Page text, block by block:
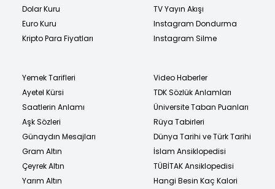
Dolar Kuru
Euro Kuru
Kripto Para Fiyatları
TV Yayın Akışı
Instagram Dondurma
Instagram Silme
Yemek Tarifleri
Ayetel Kürsi
Saatlerin Anlamı
Aşk Sözleri
Günaydın Mesajları
Gram Altın
Çeyrek Altın
Yarım Altın
Video Haberler
TDK Sözlük Anlamları
Üniversite Taban Puanları
Rüya Tabirleri
Dünya Tarihi ve Türk Tarihi
İslam Ansiklopedisi
TÜBİTAK Ansiklopedisi
Hangi Besin Kaç Kalori